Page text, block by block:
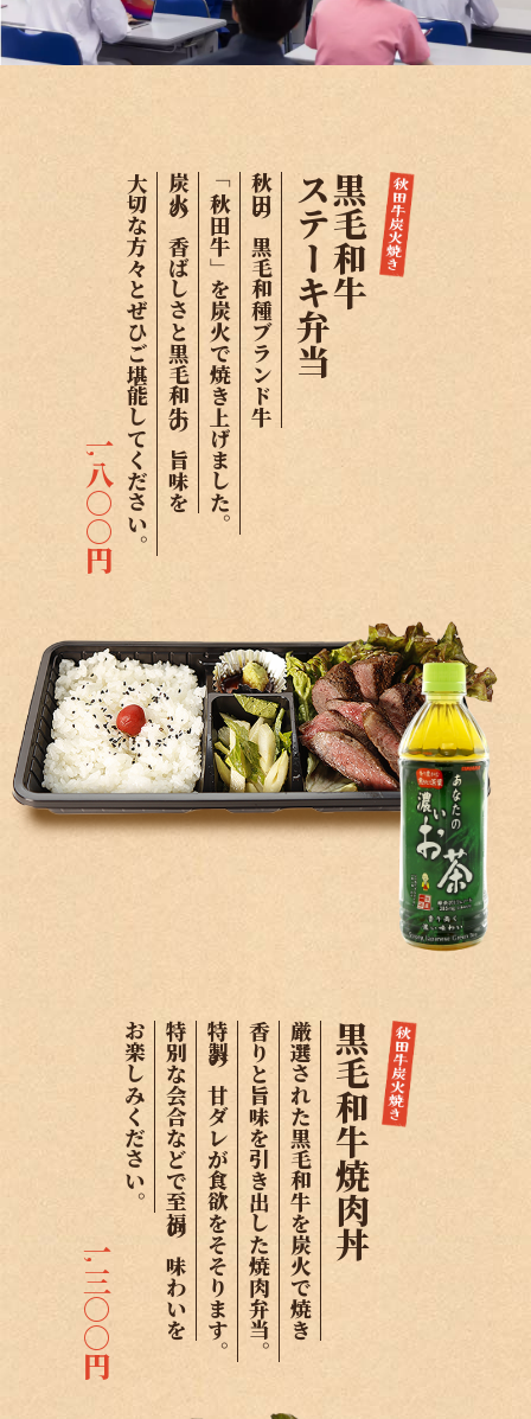
一
,
八○○円
秋田の黒毛和種ブランド牛
「秋田牛」を炭火で焼き上げました。
炭火の香ばしさと黒毛和牛の旨味を
大切な方々とぜひご堪能してください。 黒毛和牛
ステーキ弁当
一
,
三○○円 厳選された黒毛和牛を炭火で焼き
香りと旨味を引き出した焼肉弁当。
特製の甘ダレが食欲をそそります。
特別な会合などで至福の味わいを
お楽しみください。 黒毛和牛焼肉丼